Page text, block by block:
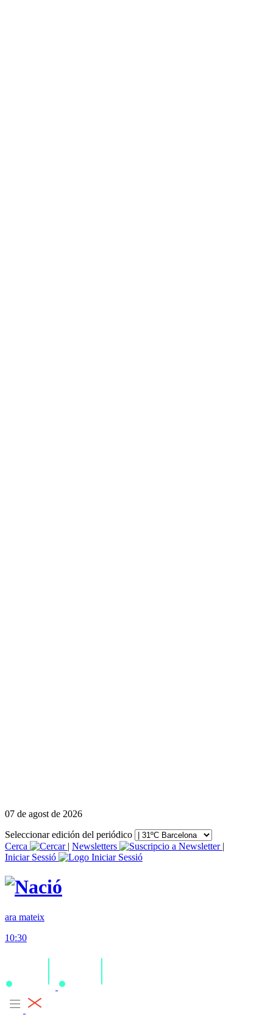
07 de agost de 2026
Seleccionar edición del periódico
Cerca
| Newsletters
|
Iniciar Sessió
ara mateix
10:30